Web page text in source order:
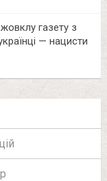
газету з
— нацисти